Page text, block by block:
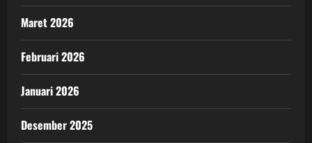
Maret 2026
Februari 2026
Januari 2026
Desember 2025